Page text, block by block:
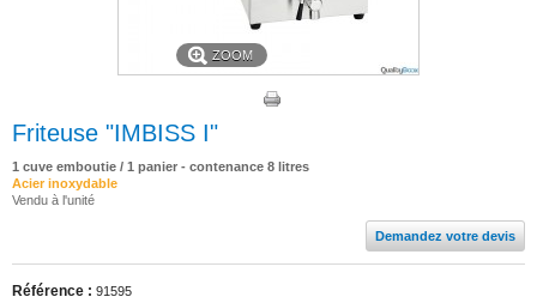
ZOOM
Friteuse "IMBISS I"
1 cuve emboutie / 1 panier - contenance 8 litres
Acier inoxydable
Vendu à l'unité
Demandez votre devis
Référence : 91595